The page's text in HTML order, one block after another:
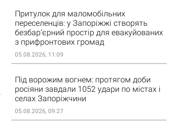
Притулок для маломобільних
переселенців: у Запоріжжі створять
безбар’єрний простір для евакуйованих
з прифронтових громад
05.08.2026, 11:09
Під ворожим вогнем: протягом доби
росіяни завдали 1052 удари по містах і
селах Запоріжчини
05.08.2026, 09:27